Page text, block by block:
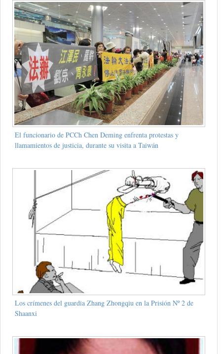
El funcionario de PCCh Chen Deming enfrenta protestas y
llamamientos de justicia, durante su visita a Taiwán
Los crímenes del guardia Zhang Zhongqiu en la Prisión Nº 2 de
Shaanxi